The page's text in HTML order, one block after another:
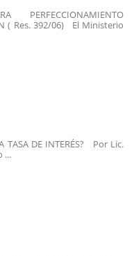
PERFECCIONAMIENTO
( Res. 392/06) El Ministerio
TASA DE INTERÉS? Por Lic.
...